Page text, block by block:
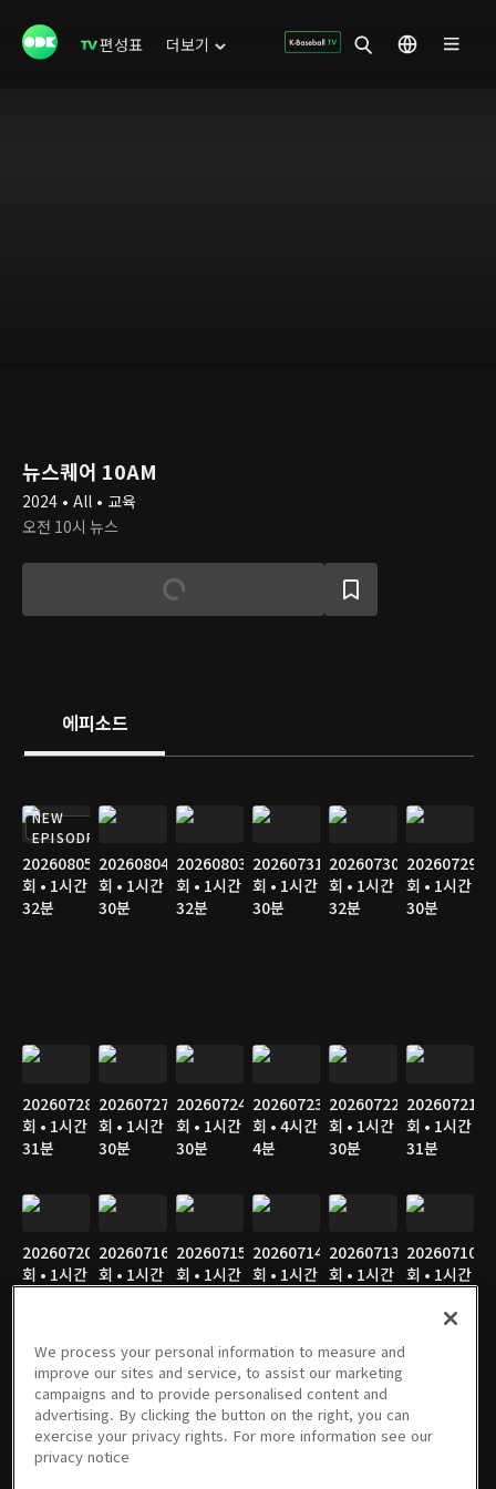
편성표 더보기
뉴스퀘어 10AM
2024 • All • 교육
오전 10시 뉴스
에피소드
NEW
EPISODE
20260805
회 • 1시간
32분
20260804
회 • 1시간
30분
20260803
회 • 1시간
32분
20260731
회 • 1시간
30분
20260730
회 • 1시간
32분
20260729
회 • 1시간
30분
20260728
회 • 1시간
31분
20260727
회 • 1시간
30분
20260724
회 • 1시간
30분
20260723
회 • 4시간
4분
20260722
회 • 1시간
30분
20260721
회 • 1시간
31분
20260720
회 • 1시간
20260716
회 • 1시간
20260715
회 • 1시간
20260714
회 • 1시간
20260713
회 • 1시간
20260710
회 • 1시간
20260709
회 • 1시간
32분
20260708
회 • 1시간
32분
20260707
회 • 1시간
30분
20260706
회 • 1시간
30분
20260703
회 • 1시간
29분
회 • 1시간
30분
We process your personal information to measure and
improve our sites and service, to assist our marketing
campaigns and to provide personalised content and
advertising. By clicking the button on the right, you can
exercise your privacy rights. For more information see our
privacy notice